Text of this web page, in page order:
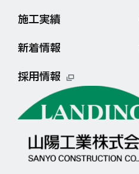
施工実績
新着情報
採用情報